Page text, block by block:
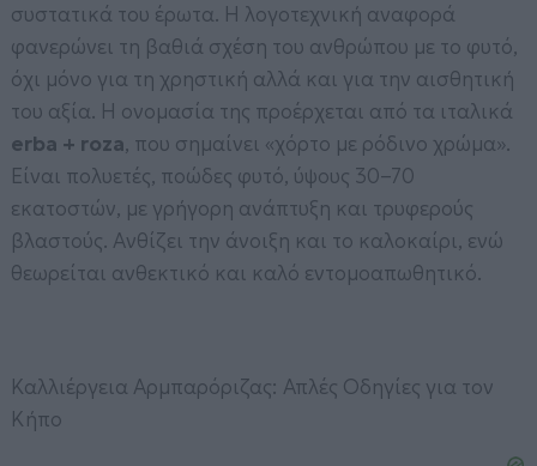
συστατικά του έρωτα. Η λογοτεχνική αναφορά
φανερώνει τη βαθιά σχέση του ανθρώπου με το φυτό,
όχι μόνο για τη χρηστική αλλά και για την αισθητική
του αξία. Η ονομασία της προέρχεται από τα ιταλικά
erba + roza, που σημαίνει «χόρτο με ρόδινο χρώμα».
Είναι πολυετές, ποώδες φυτό, ύψους 30–70
εκατοστών, με γρήγορη ανάπτυξη και τρυφερούς
βλαστούς. Ανθίζει την άνοιξη και το καλοκαίρι, ενώ
θεωρείται ανθεκτικό και καλό εντομοαπωθητικό.
Καλλιέργεια Αρμπαρόριζας: Απλές Οδηγίες για τον
Κήπο